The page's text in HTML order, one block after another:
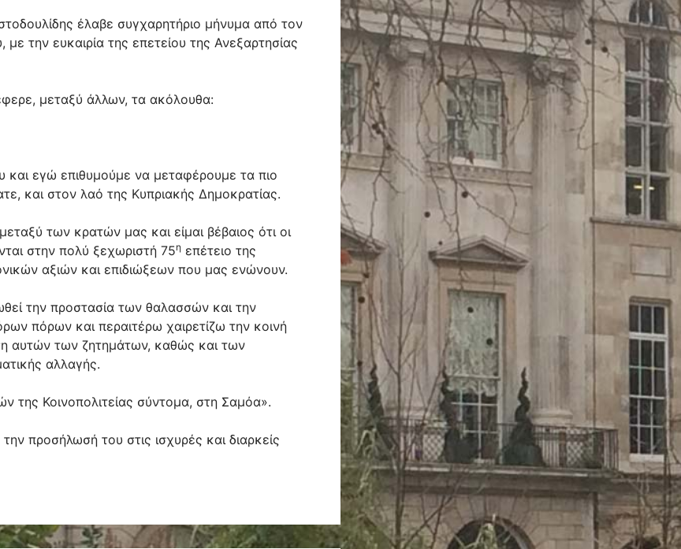
έλαβε συγχαρητήριο μήνυμα από τον
την ευκαιρία της επετείου της Ανεξαρτησίας
μεταξύ άλλων, τα ακόλουθα:
εγώ επιθυμούμε να μεταφέρουμε τα πιο
και στον λαό της Κυπριακής Δημοκρατίας.
των κρατών μας και είμαι βέβαιος ότι οι
στην πολύ ξεχωριστή 75η επέτειο της
αξιών και επιδιώξεων που μας ενώνουν.
την προστασία των θαλασσών και την
πόρων και περαιτέρω χαιρετίζω την κοινή
αυτών των ζητημάτων, καθώς και των
αλλαγής.
Κοινοπολιτείας σύντομα, στη Σαμόα».
προσήλωσή του στις ισχυρές και διαρκείς